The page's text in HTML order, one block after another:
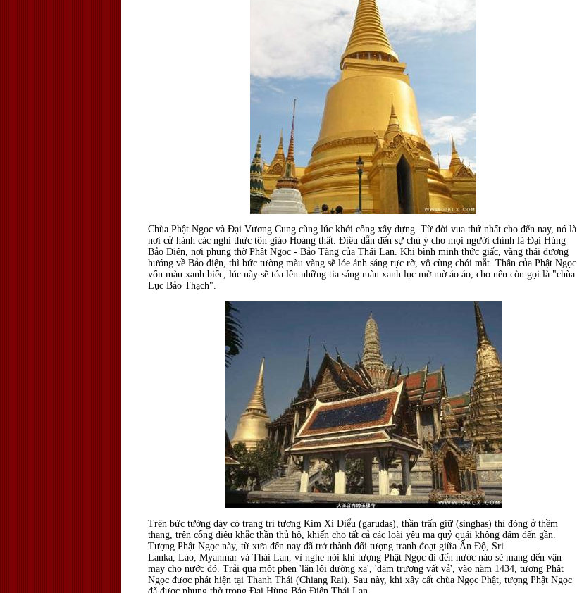
Chùa Phật Ngọc và Đại Vương Cung cùng lúc khởi công xây dựng. Từ đời vua thứ nhất cho đến nay, nó là
nơi cử hành các nghi thức tôn giáo Hoàng thất. Điều dẫn đến sự chú ý cho mọi người chính là Đại Hùng
Bảo Điện, nơi phụng thờ Phật Ngọc - Bảo Tàng của Thái Lan. Khi bình minh thức giấc, vầng thái dương
hướng về Bảo điện, thì bức tường màu vàng sẽ lóe ánh sáng rực rỡ, vô cùng chói mắt. Thân của Phật Ngọc
vốn màu xanh biếc, lúc này sẽ tỏa lên những tia sáng màu xanh lục mờ mờ ảo ảo, cho nên còn gọi là "chùa
Lục Bảo Thạch".
Trên bức tường dày có trang trí tượng Kim Xí Điểu (garudas), thần trấn giữ (singhas) thì đóng ở thềm
thang, trên cổng điêu khắc thần thủ hộ, khiến cho tất cả các loài yêu ma quỷ quái không dám đến gần.
Tượng Phật Ngọc này, từ xưa đến nay đã trở thành đối tượng tranh đoạt giữa Ấn Độ, Sri
Lanka, Lào, Myanmar và Thái Lan, vì nghe nói khi tượng Phật Ngọc đi đến nước nào sẽ mang đến vận
may cho nước đó. Trải qua một phen 'lặn lội đường xa', 'dặm trượng vất vả', vào năm 1434, tượng Phật
Ngọc được phát hiện tại Thanh Thái (Chiang Rai). Sau này, khi xây cất chùa Ngọc Phật, tượng Phật Ngọc